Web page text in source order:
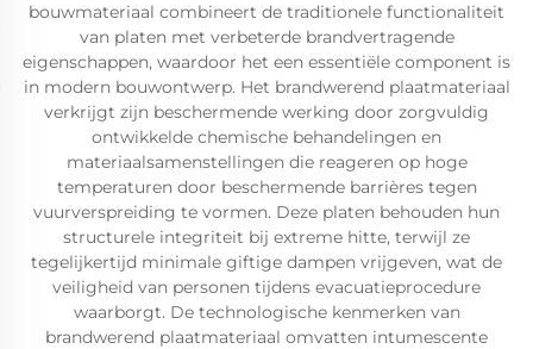
bouwmateriaal combineert de traditionele functionaliteit
van platen met verbeterde brandvertragende
eigenschappen, waardoor het een essentiële component is
in modern bouwontwerp. Het brandwerend plaatmateriaal
verkrijgt zijn beschermende werking door zorgvuldig
ontwikkelde chemische behandelingen en
materiaalsamenstellingen die reageren op hoge
temperaturen door beschermende barrières tegen
vuurverspreiding te vormen. Deze platen behouden hun
structurele integriteit bij extreme hitte, terwijl ze
tegelijkertijd minimale giftige dampen vrijgeven, wat de
veiligheid van personen tijdens evacuatieprocedure
waarborgt. De technologische kenmerken van
brandwerend plaatmateriaal omvatten intumescente